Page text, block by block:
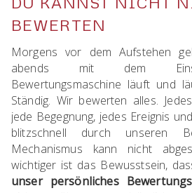
BEWERTEN
Morgens vor dem Aufstehen
abends mit dem
Bewertungsmaschine läuft und
Ständig. Wir bewerten alles.
jede Begegnung, jedes Ereignis
blitzschnell durch unseren
Mechanismus kann nicht
wichtiger ist das Bewusstsein,
unser persönliches